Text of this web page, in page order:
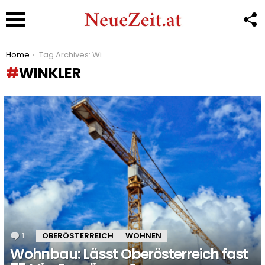
You are here:
Home Tag Archives: Winkler
WINKLER
LATEST
STORIES
1 Kommentar
OBERÖSTERREICH WOHNEN
Wohnbau: Lässt Oberösterreich fast